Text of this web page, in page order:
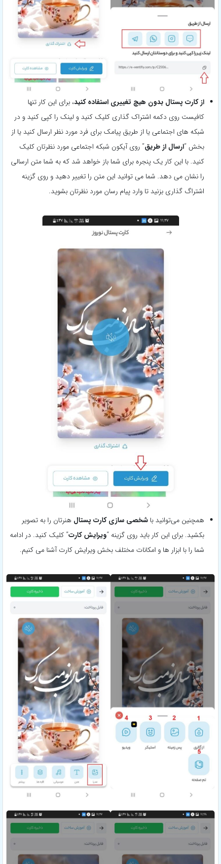
از کارت پستال بدون هیچ تغییری استفاده کنید، برای این کار تنها
کافیست روی دکمه اشتراک گذاری کلیک کنید و لینک را کپی کنید و در
شبکه های اجتماعی یا از طریق پیامک برای فرد مورد نظر ارسال کنید یا از
بخش “ارسال از طریق” روی آیکون شبکه اجتماعی مورد نظرتان کلیک
کنید. با این کار یک پنجره برای شما باز خواهد شد که به شما متن ارسالی
را نشان می دهد. شما می توانید این متن را تغییر دهید و روی گزینه
اشتراگ گذاری بزنید تا وارد پیام رسان مورد نظرتان بشوید.
همچنین می‌توانید با شخصی سازی کارت پستال هنرتان را به تصویر
بکشید. برای این کار باید روی گزینه “ویرایش کارت” کلیک کنید. در ادامه
شما را با ابزار ها و امکانات مختلف بخش ویرایش کارت آشنا می کنیم.